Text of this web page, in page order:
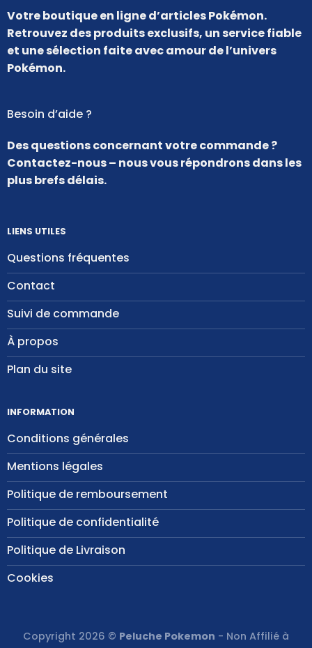
Votre boutique en ligne d’articles Pokémon.
Retrouvez des produits exclusifs, un service fiable
et une sélection faite avec amour de l’univers
Pokémon.
LIENS UTILES
Questions fréquentes
Contact
Suivi de commande
À propos
Plan du site
INFORMATION
Conditions générales
Mentions légales
Politique de remboursement
Politique de confidentialité
Politique de Livraison
Cookies
Besoin d’aide ?
Des questions concernant votre commande ?
Contactez-nous – nous vous répondrons dans les
plus brefs délais.
Copyright 2026 © Peluche Pokemon - Non Affilié à